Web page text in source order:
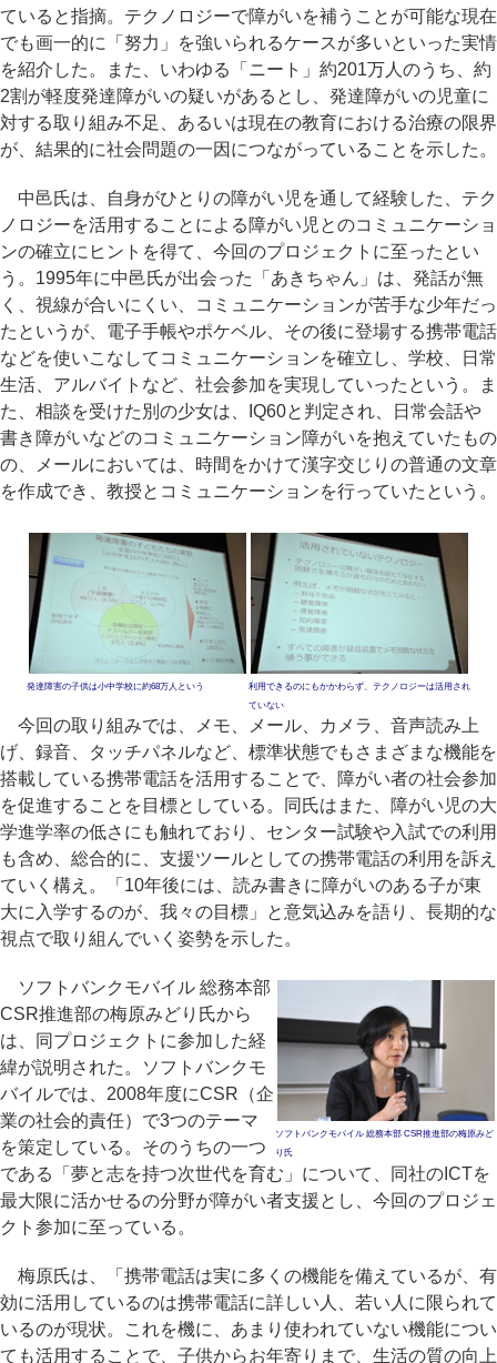
ていると指摘。テクノロジーで障がいを補うことが可能な現在
でも画一的に「努力」を強いられるケースが多いといった実情
を紹介した。また、いわゆる「ニート」約201万人のうち、約
2割が軽度発達障がいの疑いがあるとし、発達障がいの児童に
対する取り組み不足、あるいは現在の教育における治療の限界
が、結果的に社会問題の一因につながっていることを示した。
中邑氏は、自身がひとりの障がい児を通して経験した、テク
ノロジーを活用することによる障がい児とのコミュニケーショ
ンの確立にヒントを得て、今回のプロジェクトに至ったとい
う。1995年に中邑氏が出会った「あきちゃん」は、発話が無
く、視線が合いにくい、コミュニケーションが苦手な少年だっ
たというが、電子手帳やポケベル、その後に登場する携帯電話
などを使いこなしてコミュニケーションを確立し、学校、日常
生活、アルバイトなど、社会参加を実現していったという。ま
た、相談を受けた別の少女は、IQ60と判定され、日常会話や
書き障がいなどのコミュニケーション障がいを抱えていたもの
の、メールにおいては、時間をかけて漢字交じりの普通の文章
を作成でき、教授とコミュニケーションを行っていたという。
発達障害の子供は小中学校に約68万人という
利用できるのにもかかわらず、テクノロジーは活用され
ていない
今回の取り組みでは、メモ、メール、カメラ、音声読み上
げ、録音、タッチパネルなど、標準状態でもさまざまな機能を
搭載している携帯電話を活用することで、障がい者の社会参加
を促進することを目標としている。同氏はまた、障がい児の大
学進学率の低さにも触れており、センター試験や入試での利用
も含め、総合的に、支援ツールとしての携帯電話の利用を訴え
ていく構え。「10年後には、読み書きに障がいのある子が東
大に入学するのが、我々の目標」と意気込みを語り、長期的な
視点で取り組んでいく姿勢を示した。
ソフトバンクモバイル 総務本部 CSR推進部の梅原みど
り氏
ソフトバンクモバイル 総務本部
CSR推進部の梅原みどり氏から
は、同プロジェクトに参加した経
緯が説明された。ソフトバンクモ
バイルでは、2008年度にCSR（企
業の社会的責任）で3つのテーマ
を策定している。そのうちの一つ
である「夢と志を持つ次世代を育む」について、同社のICTを
最大限に活かせるの分野が障がい者支援とし、今回のプロジェ
クト参加に至っている。
梅原氏は、「携帯電話は実に多くの機能を備えているが、有
効に活用しているのは携帯電話に詳しい人、若い人に限られて
いるのが現状。これを機に、あまり使われていない機能につい
ても活用することで、子供からお年寄りまで、生活の質の向上